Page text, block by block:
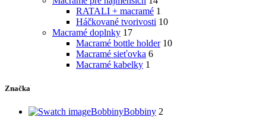
RATALI + macramé 1
Háčkované tvorivosti 10
Macramé doplnky 17
Macramé bottle holder 10
Macramé sieťovka 6
Macramé kabelky 1
Značka
BobbinyBobbiny 2